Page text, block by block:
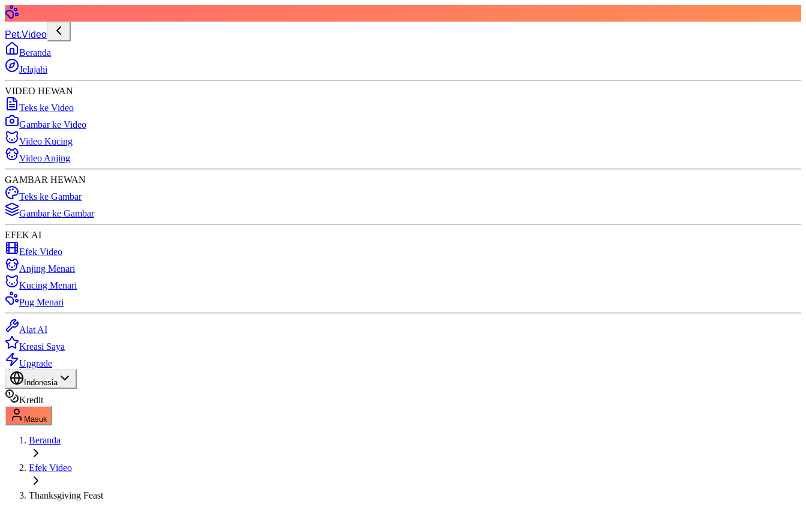
Pet.Video
Beranda
Jelajahi
VIDEO HEWAN
Teks ke Video
Gambar ke Video
Video Kucing
Video Anjing
GAMBAR HEWAN
Teks ke Gambar
Gambar ke Gambar
EFEK AI
Efek Video
Anjing Menari
Kucing Menari
Pug Menari
Alat AI
Kreasi Saya
Upgrade
Indonesia
Kredit
Masuk
Beranda
Efek Video
Thanksgiving Feast